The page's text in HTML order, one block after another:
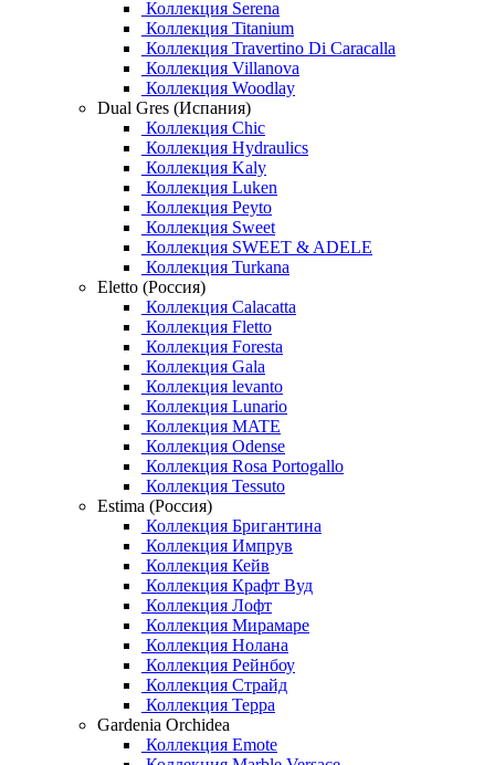
Коллекция Serena
Коллекция Titanium
Коллекция Travertino Di Caracalla
Коллекция Villanova
Коллекция Woodlay
Dual Gres (Испания)
Коллекция Chic
Коллекция Hydraulics
Коллекция Kaly
Коллекция Luken
Коллекция Peyto
Коллекция Sweet
Коллекция SWEET & ADELE
Коллекция Turkana
Eletto (Россия)
Коллекция Calacatta
Коллекция Fletto
Коллекция Foresta
Коллекция Gala
Коллекция levanto
Коллекция Lunario
Коллекция MATE
Коллекция Odense
Коллекция Rosa Portogallo
Коллекция Tessuto
Estima (Россия)
Коллекция Бригантина
Коллекция Импрув
Коллекция Кейв
Коллекция Крафт Вуд
Коллекция Лофт
Коллекция Мирамаре
Коллекция Нолана
Коллекция Рейнбоу
Коллекция Страйд
Коллекция Терра
Gardenia Orchidea
Коллекция Emote